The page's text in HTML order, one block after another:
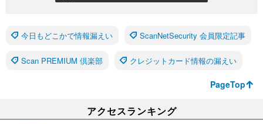
今日もどこかで情報漏えい ScanNetSecurity 会員限定記事
Scan PREMIUM 倶楽部 クレジットカード情報の漏えい
PageTop
アクセスランキング